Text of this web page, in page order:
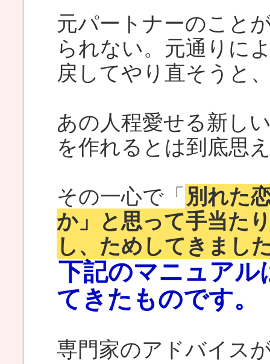
元パートナーのこと
られない。元通りに
戻してやり直そうと
あの人程愛せる新し
を作れるとは到底思
その一心で「 別れた
か」と思って手当た
し、ためしてきまし
下記のマニュアル
てきたものです。
専門家のアドバイス